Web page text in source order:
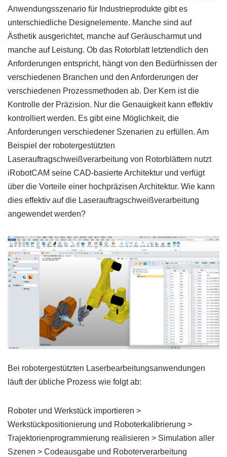
Anwendungsszenario für Industrieprodukte gibt es
unterschiedliche Designelemente. Manche sind auf
Ästhetik ausgerichtet, manche auf Geräuscharmut und
manche auf Leistung. Ob das Rotorblatt letztendlich den
Anforderungen entspricht, hängt von den Bedürfnissen der
verschiedenen Branchen und den Anforderungen der
verschiedenen Prozessmethoden ab. Der Kern ist die
Kontrolle der Präzision. Nur die Genauigkeit kann effektiv
kontrolliert werden. Es gibt eine Möglichkeit, die
Anforderungen verschiedener Szenarien zu erfüllen. Am
Beispiel der robotergestützten
Laserauftragschweißverarbeitung von Rotorblättern nutzt
iRobotCAM seine CAD-basierte Architektur und verfügt
über die Vorteile einer hochpräzisen Architektur. Wie kann
dies effektiv auf die Laserauftragschweißverarbeitung
angewendet werden?
Bei robotergestützten Laserbearbeitungsanwendungen
läuft der übliche Prozess wie folgt ab:
Roboter und Werkstück importieren >
Werkstückpositionierung und Roboterkalibrierung >
Trajektorienprogrammierung realisieren > Simulation aller
Szenen > Codeausgabe und Roboterverarbeitung